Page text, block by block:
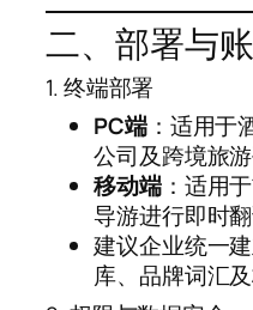
二、部署与
1. 终端部署
PC端：适用于
公司及跨境旅
移动端：适用
导游进行即时翻
建议企业统一
库、品牌词汇